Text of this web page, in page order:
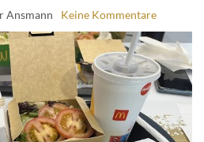
Ansmann Keine Kommentare